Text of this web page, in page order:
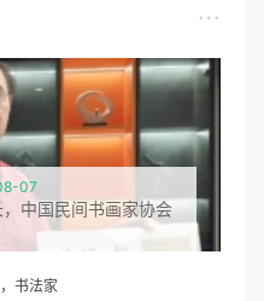
07
中国民间书画家协会
书法家